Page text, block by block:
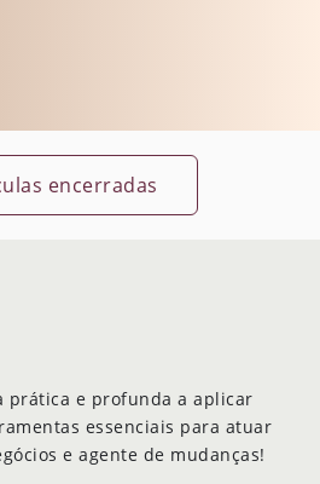
encerradas
prática e profunda a aplicar
essenciais para atuar
e agente de mudanças!